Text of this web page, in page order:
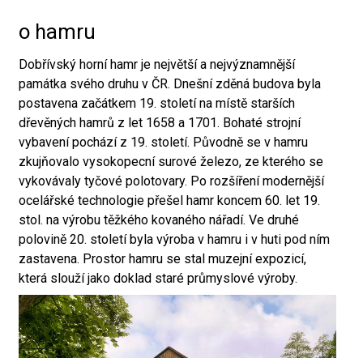
o hamru
Dobřívský horní hamr je největší a nejvýznamnější
památka svého druhu v ČR. Dnešní zděná budova byla
postavena začátkem 19. století na místě starších
dřevěných hamrů z let 1658 a 1701. Bohaté strojní
vybavení pochází z 19. století. Původně se v hamru
zkujňovalo vysokopecní surové železo, ze kterého se
vykovávaly tyčové polotovary. Po rozšíření modernější
ocelářské technologie přešel hamr koncem 60. let 19.
stol. na výrobu těžkého kovaného nářadí. Ve druhé
polovině 20. století byla výroba v hamru i v huti pod ním
zastavena. Prostor hamru se stal muzejní expozicí,
která slouží jako doklad staré průmyslové výroby.